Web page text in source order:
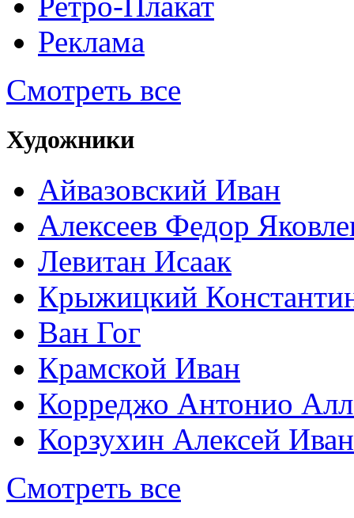
Реклама
Смотреть все
Художники
Айвазовский Иван
Алексеев Федор
Левитан Исаак
Крыжицкий
Ван Гог
Крамской Иван
Корреджо Антонио
Корзухин Алексей
Смотреть все